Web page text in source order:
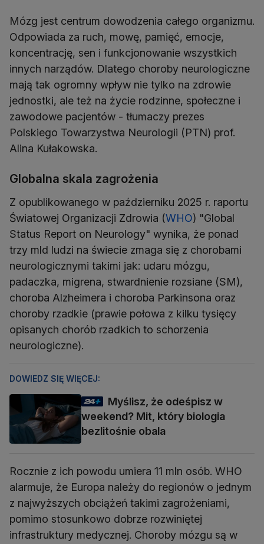
Mózg jest centrum dowodzenia całego organizmu.
Odpowiada za ruch, mowę, pamięć, emocje,
koncentrację, sen i funkcjonowanie wszystkich
innych narządów. Dlatego choroby neurologiczne
mają tak ogromny wpływ nie tylko na zdrowie
jednostki, ale też na życie rodzinne, społeczne i
zawodowe pacjentów - tłumaczy prezes
Polskiego Towarzystwa Neurologii (PTN) prof.
Alina Kułakowska.
Globalna skala zagrożenia
Z opublikowanego w październiku 2025 r. raportu
Światowej Organizacji Zdrowia (WHO) "Global
Status Report on Neurology" wynika, że ponad
trzy mld ludzi na świecie zmaga się z chorobami
neurologicznymi takimi jak: udaru mózgu,
padaczka, migrena, stwardnienie rozsiane (SM),
choroba Alzheimera i choroba Parkinsona oraz
choroby rzadkie (prawie połowa z kilku tysięcy
opisanych chorób rzadkich to schorzenia
neurologiczne).
DOWIEDZ SIĘ WIĘCEJ:
Myślisz, że odeśpisz w
weekend? Mit, który biologia
bezlitośnie obala
Rocznie z ich powodu umiera 11 mln osób. WHO
alarmuje, że Europa należy do regionów o jednym
z najwyższych obciążeń takimi zagrożeniami,
pomimo stosunkowo dobrze rozwiniętej
infrastruktury medycznej. Choroby mózgu są w